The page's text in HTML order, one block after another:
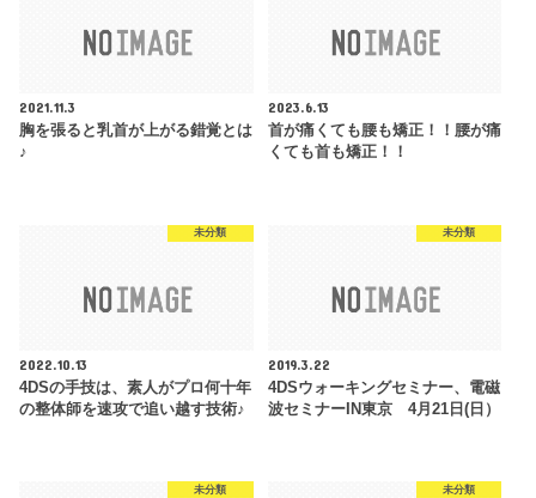
2021.11.3
胸を張ると乳首が上がる錯覚とは
♪
2023.6.13
首が痛くても腰も矯正！！腰が痛
くても首も矯正！！
未分類
2022.10.13
4DSの手技は、素人がプロ何十年
の整体師を速攻で追い越す技術♪
未分類
2019.3.22
4DSウォーキングセミナー、電磁
波セミナーIN東京 4月21日(日）
未分類 未分類